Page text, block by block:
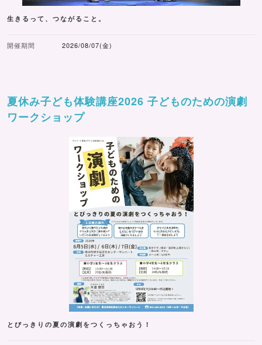
生きるって、つながること。
開催期間 2026/08/07(金)
夏休み子ども体験講座2026 子どものための演劇
ワークショップ
とびっきりの夏の演劇をつくっちゃおう！